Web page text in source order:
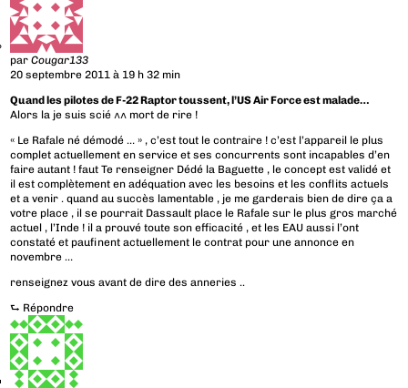
parCougar133
20 septembre 2011 à 19 h 32 min
Quand les pilotes de F-22 Raptor toussent, l’US Air Force est malade…
Alors la je suis scié ^^ mort de rire !
« Le Rafale né démodé … » , c’est tout le contraire ! c’est l’appareil le plus
complet actuellement en service et ses concurrents sont incapables d’en
faire autant ! faut Te renseigner Dédé la Baguette , le concept est validé et
il est complètement en adéquation avec les besoins et les conflits actuels
et a venir . quand au succès lamentable , je me garderais bien de dire ça a
votre place , il se pourrait Dassault place le Rafale sur le plus gros marché
actuel , l’Inde ! il a prouvé toute son efficacité , et les EAU aussi l’ont
constaté et paufinent actuellement le contrat pour une annonce en
novembre …
renseignez vous avant de dire des anneries ..
⮑ Répondre